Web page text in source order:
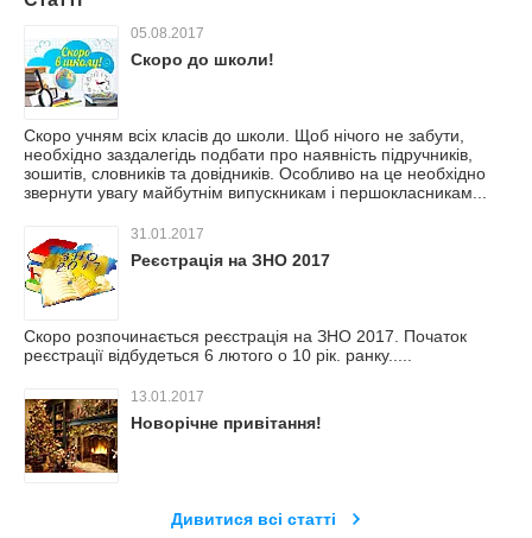
05.08.2017
Скоро до школи!
Скоро учням всіх класів до школи. Щоб нічого не забути,
необхідно заздалегідь подбати про наявність підручників,
зошитів, словників та довідників. Особливо на це необхідно
звернути увагу майбутнім випускникам і першокласникам...
31.01.2017
Реєстрація на ЗНО 2017
Скоро розпочинається реєстрація на ЗНО 2017. Початок
реєстрації відбудеться 6 лютого о 10 рік. ранку.....
13.01.2017
Новорічне привітання!
Дивитися всі статті